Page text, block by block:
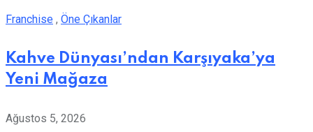
Franchise , Öne Çıkanlar
Kahve Dünyası’ndan Karşıyaka’ya
Yeni Mağaza
Ağustos 5, 2026